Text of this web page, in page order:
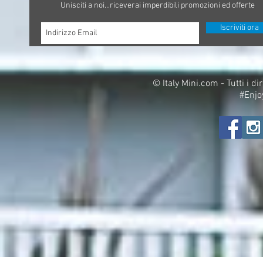
Unisciti a noi...riceverai imperdibili promozioni ed offerte
Iscriviti ora
© Italy Mini.com - Tutti i